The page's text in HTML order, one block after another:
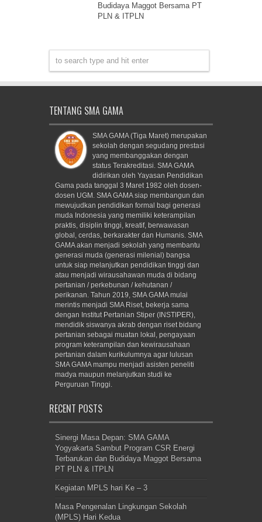
Budidaya Maggot Bersama PT
PLN & ITPLN
TENTANG SMA GAMA
SMA GAMA (Tiga Maret) merupakan
sekolah dengan segudang prestasi
yang membanggakan dengan
status Terakreditasi. SMA GAMA
didirikan oleh Yayasan Pendidikan
Gama pada tanggal 3 Maret 1982 oleh dosen-
dosen UGM. SMA GAMA siap membangun dan
mewujudkan pendidikan formal bagi generasi
muda Indonesia yang memiliki keterampilan
praktis, disiplin tinggi, kreatif, berwawasan
global, cerdas, berkarakter dan Humanis. SMA
GAMA akan menjadi sekolah yang membantu
generasi muda (generasi milenial) bangsa
untuk siap melanjutkan pendidikan tinggi dan
atau menjadi wirausahawan muda di bidang
pertanian / perkebunan / kehutanan /
perikanan. Tahun 2019, SMA GAMA mulai
merintis menjadi SMA Riset, bekerja sama
dengan Institut Pertanian Stiper (INSTIPER),
mendidik siswanya akrab dengan riset bidang
pertanian sebagai muatan lokal, pengayaan
program keterampilan dan kewirausahaan
pertanian dalam kurikulumnya agar lulusan
SMA GAMA mampu menjadi asisten peneliti
madya maupun melanjutkan studi ke
Perguruan Tinggi.
RECENT POSTS
Sinergi Masa Depan: SMA GAMA
Yogyakarta Sambut Program CSR Energi
Terbarukan dan Budidaya Maggot Bersama
PT PLN & ITPLN
Kegiatan MPLS hari Ke – 3
Masa Pengenalan Lingkungan Sekolah
(MPLS) Hari Kedua